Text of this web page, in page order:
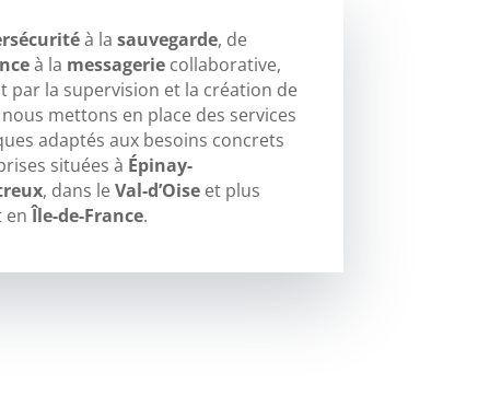
à la sauvegarde, de
à la messageriecollaborative,
par la supervision et la création de
mettons en place des services
adaptés aux besoins concrets
situées à Épinay-
, dans leVal-d’Oiseet plus
enÎle-de-France.